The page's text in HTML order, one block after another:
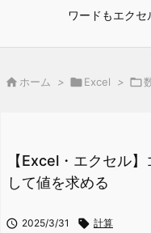
ワードもエクセ
 ホーム > Excel > 
【Excel・エクセル
して値を求める
 2025/3/31  計算